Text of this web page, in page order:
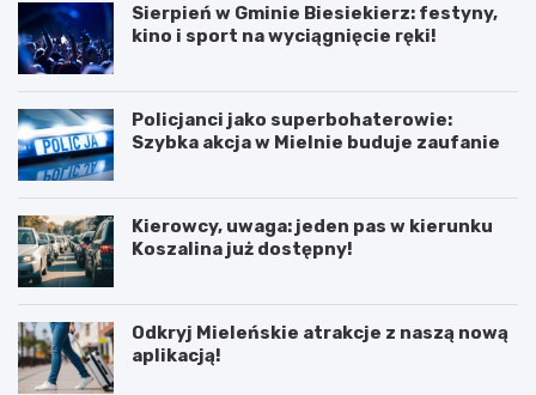
Sierpień w Gminie Biesiekierz: festyny,
kino i sport na wyciągnięcie ręki!
Policjanci jako superbohaterowie:
Szybka akcja w Mielnie buduje zaufanie
Kierowcy, uwaga: jeden pas w kierunku
Koszalina już dostępny!
Odkryj Mieleńskie atrakcje z naszą nową
aplikacją!
P
5